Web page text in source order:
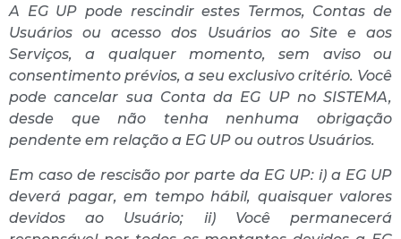
A EG UP pode rescindir estes Termos, Contas de
Usuários ou acesso dos Usuários ao Site e aos
Serviços, a qualquer momento, sem aviso ou
consentimento prévios, a seu exclusivo critério. Você
pode cancelar sua Conta da EG UP no SISTEMA,
desde que não tenha nenhuma obrigação
pendente em relação a EG UP ou outros Usuários.
Em caso de rescisão por parte da EG UP: i) a EG UP
deverá pagar, em tempo hábil, quaisquer valores
devidos ao Usuário; ii) Você permanecerá